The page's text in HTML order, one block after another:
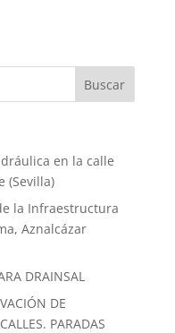
en la calle
(Sevilla)
la Infraestructura
Aznalcázar
DRAINSAL
DE
PARADAS